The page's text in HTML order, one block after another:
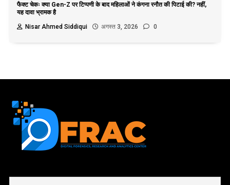
फैक्ट चेकः क्या Gen-Z पर टिप्पणी के बाद महिलाओं ने कंगना रनौत की पिटाई की? नहीं,
यह दावा भ्रामक है
Nisar Ahmed Siddiqui
अगस्त 3, 2026 0